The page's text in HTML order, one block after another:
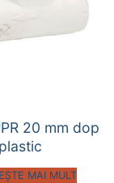
20 mm dop
plastic
MAI MULT